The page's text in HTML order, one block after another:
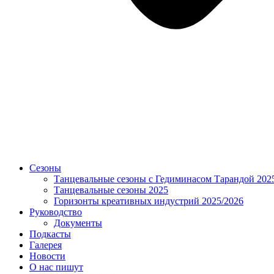
Сезоны
Танцевальные сезоны с Гедиминасом Тарандой
Танцевальные сезоны 2025
Горизонты креативных индустрий 2025/2026
Руководство
Документы
Подкасты
Галерея
Новости
О нас пишут